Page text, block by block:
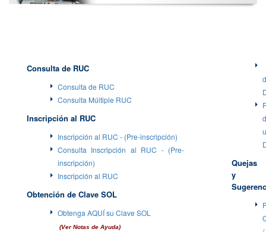
Consulta de RUC
Consulta de RUC
Consulta Múltiple RUC
Inscripción al RUC
Inscripción al RUC - (Pre-inscripción)
Consulta Inscripción al RUC - (Pre-
inscripción)
Inscripción al RUC
Obtención de Clave SOL
Obtenga AQUÍ su Clave SOL
(Ver Notas de Ayuda)
Quejas
y